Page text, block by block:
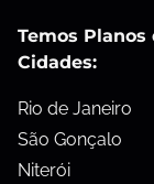
Temos Planos
Cidades:
Rio de Janeiro
São Gonçalo
Niterói